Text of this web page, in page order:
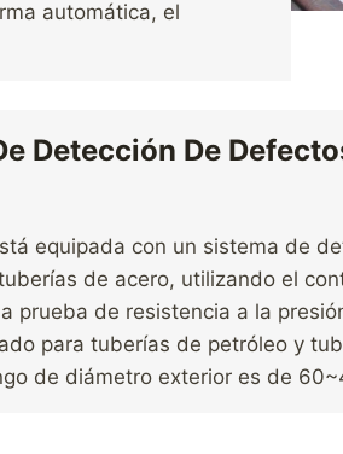
automática, el
Detección De
equipada con un sistema de
de acero, utilizando el
prueba de resistencia a la
para tuberías de petróleo y
de diámetro exterior es de